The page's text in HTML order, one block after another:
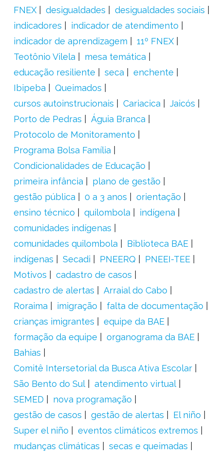
FNEX
desigualdades
desigualdades sociais
indicadores
indicador de atendimento
indicador de aprendizagem
11º FNEX
Teotônio Vilela
mesa temática
educação resiliente
seca
enchente
Ibipeba
Queimados
cursos autoinstrucionais
Cariacica
Jaicós
Porto de Pedras
Águia Branca
Protocolo de Monitoramento
Programa Bolsa Família
Condicionalidades de Educação
primeira infância
plano de gestão
gestão pública
0 a 3 anos
orientação
ensino técnico
quilombola
indígena
comunidades indígenas
comunidades quilombola
Biblioteca BAE
indígenas
Secadi PNEERQ
PNEEI-TEE
Motivos
cadastro de casos
cadastro de alertas
Arraial do Cabo
Roraima
imigração
falta de documentação
crianças imigrantes
equipe da BAE
formação da equipe
organograma da BAE
Bahias
Comitê Intersetorial da Busca Ativa Escolar
São Bento do Sul
atendimento virtual
SEMED
nova programação
gestão de casos
gestão de alertas
El niño
Super el niño
eventos climáticos extremos
mudanças climáticas
secas e queimadas